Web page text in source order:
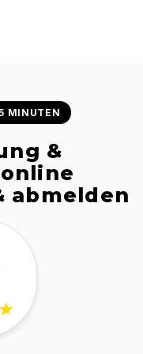
MINUTEN
&
abmelden